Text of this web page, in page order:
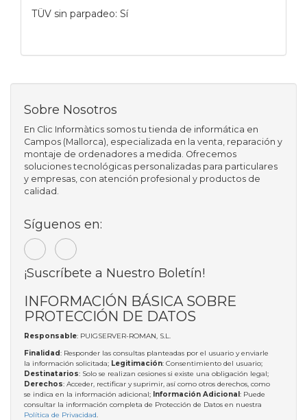
TÜV sin parpadeo: Sí
Sobre Nosotros
En Clic Informàtics somos tu tienda de informática en
Campos (Mallorca), especializada en la venta, reparación y
montaje de ordenadores a medida. Ofrecemos
soluciones tecnológicas personalizadas para particulares
y empresas, con atención profesional y productos de
calidad.
Síguenos en:
¡Suscríbete a Nuestro Boletín!
INFORMACIÓN BÁSICA SOBRE
PROTECCIÓN DE DATOS
Responsable: PUIGSERVER-ROMAN, S.L.
Finalidad: Responder las consultas planteadas por el usuario y enviarle
la información solicitada; Legitimación: Consentimiento del usuario;
Destinatarios: Solo se realizan cesiones si existe una obligación legal;
Derechos: Acceder, rectificar y suprimir, así como otros derechos, como
se indica en la información adicional; Información Adicional: Puede
consultar la información completa de Protección de Datos en nuestra
Política de Privacidad.